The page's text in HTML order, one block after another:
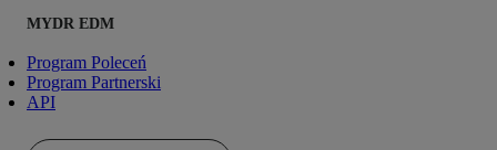
MYDR EDM
Program Poleceń
Program Partnerski
API